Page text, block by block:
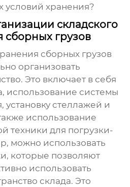
хранения?
складского
сборных грузов
сборных грузов
организовать
Это включает в себя
использование системы
установку стеллажей и
использование
техники для погрузки-
можно использовать
которые позволяют
использовать
склада. Это